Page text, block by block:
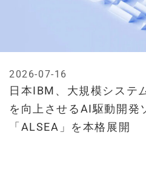
日本IBM、大規模システ
を向上させるAI駆動開発
「ALSEA」を本格展開
2026-07-16